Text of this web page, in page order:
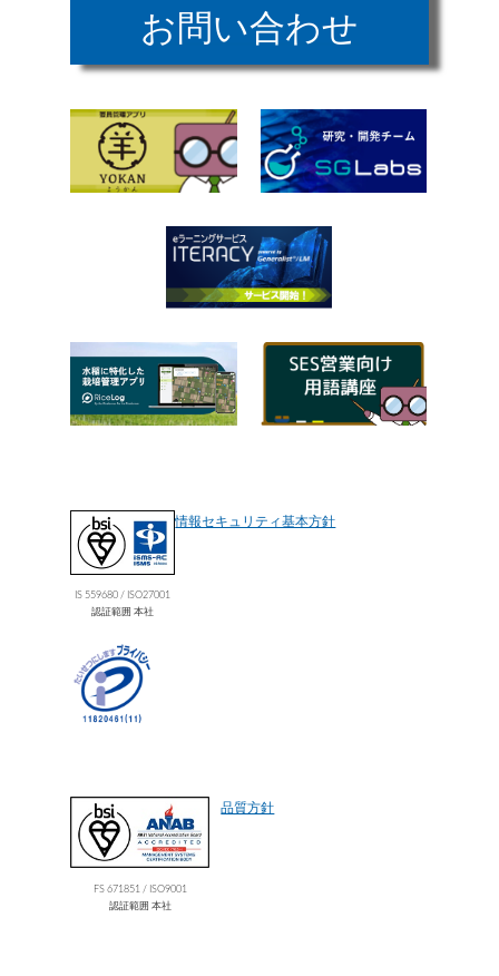
お問い合わせ
IS 559680 / ISO27001
認証範囲 本社
情報セキュリティ基本方針
FS 671851 / ISO9001
認証範囲 本社
品質方針